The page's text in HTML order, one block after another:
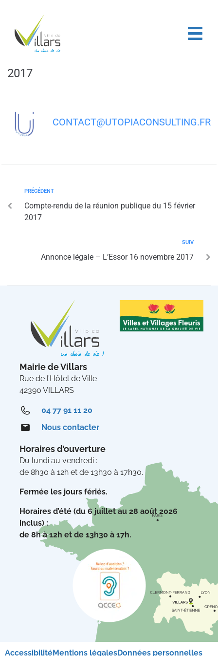
Page d’accueil
2017
CONTACT@UTOPIACONSULTING.FR
PRÉCÉDENT
Compte-rendu de la réunion publique du 15 février
2017
SUIV
Annonce légale – L’Essor 16 novembre 2017
Mairie de Villars
Rue de l’Hôtel de Ville
42390 VILLARS
04 77 91 11 20
Nous contacter
Horaires d’ouverture
Du lundi au vendredi :
de 8h30 à 12h et de 13h30 à 17h30.
Fermée les jours fériés.
Horaires d’été (du 6 juillet au 28 août 2026
inclus) :
de 8h à 12h et de 13h30 à 17h.
AccessibilitéMentions légalesDonnées personnelles